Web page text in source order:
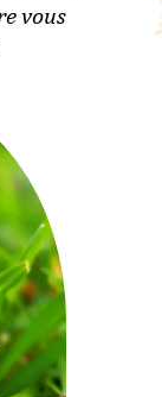
vous